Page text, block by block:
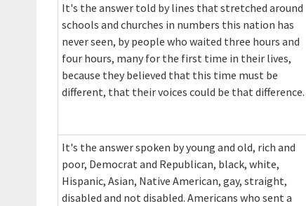
It's the answer told by lines that stretched around
schools and churches in numbers this nation has
never seen, by people who waited three hours and
four hours, many for the first time in their lives,
because they believed that this time must be
different, that their voices could be that difference.
It's the answer spoken by young and old, rich and
poor, Democrat and Republican, black, white,
Hispanic, Asian, Native American, gay, straight,
disabled and not disabled. Americans who sent a